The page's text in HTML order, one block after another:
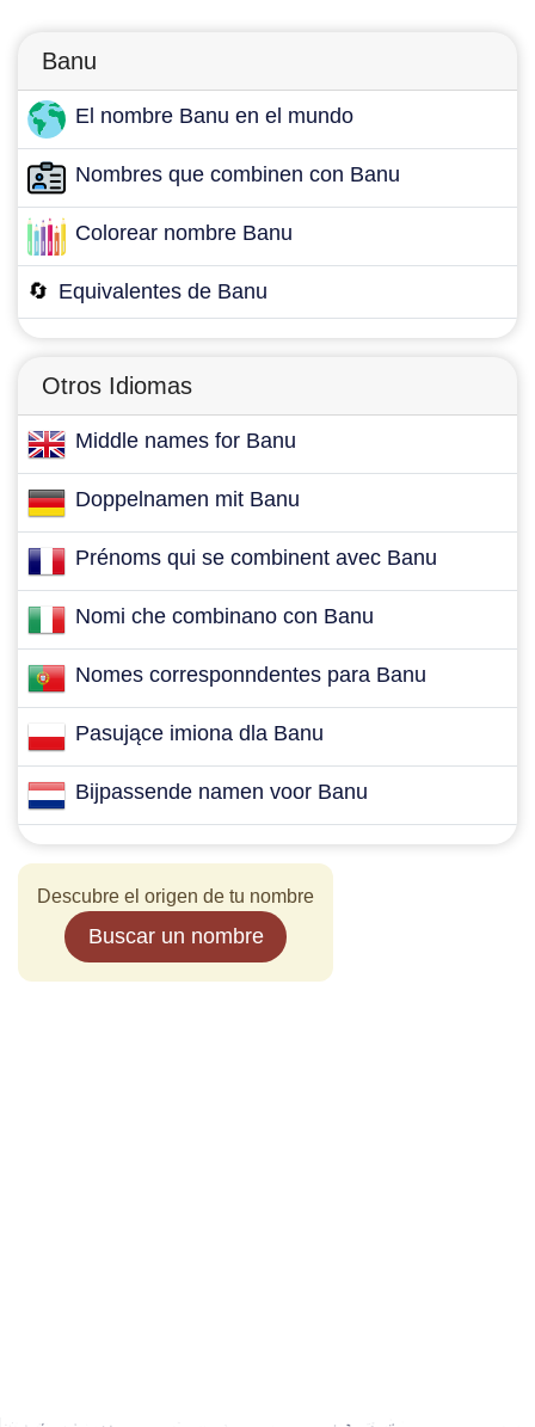
Banu
El nombre Banu en el mundo
Nombres que combinen con Banu
Colorear nombre Banu
🔄 Equivalentes de Banu
Otros Idiomas
Middle names for Banu
Doppelnamen mit Banu
Prénoms qui se combinent avec Banu
Nomi che combinano con Banu
Nomes corresponndentes para Banu
Pasujące imiona dla Banu
Bijpassende namen voor Banu
Descubre el origen de tu nombre
Buscar un nombre